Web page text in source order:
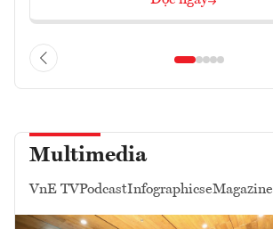
Multimedia
VnE TVPodcastInfographicseMagazine